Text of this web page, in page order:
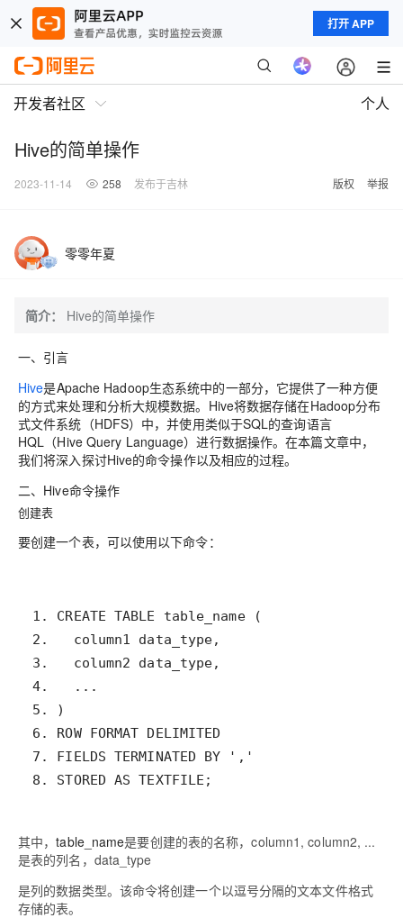
打开 APP
开发者社区 个人
Hive的简单操作
2023-11-14 258 发布于吉林 版权 举报
零零年夏
简介： Hive的简单操作
一、引言
Hive是Apache Hadoop生态系统中的一部分，它提供了一种方便
的方式来处理和分析大规模数据。Hive将数据存储在Hadoop分布
式文件系统（HDFS）中，并使用类似于SQL的查询语言
HQL（Hive Query Language）进行数据操作。在本篇文章中，
我们将深入探讨Hive的命令操作以及相应的过程。
二、Hive命令操作
创建表
要创建一个表，可以使用以下命令：
8. STORED AS TEXTFILE;
其中，table_name是要创建的表的名称，column1, column2, ...
是表的列名， data_type
是列的数据类型。该命令将创建一个以逗号分隔的文本文件格式
存储的表。